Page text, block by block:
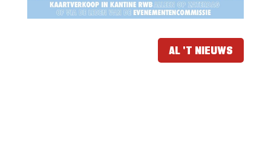
AL 'T NIEUWS